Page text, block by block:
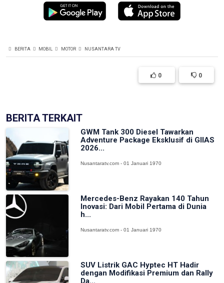
BERITA MOBIL MOTOR NUSANTARA TV
0 0
BERITA TERKAIT
GWM Tank 300 Diesel Tawarkan
Adventure Package Eksklusif di GIIAS
2026...
Nusantaratv.com - 01 Januari 1970
Mercedes-Benz Rayakan 140 Tahun
Inovasi: Dari Mobil Pertama di Dunia
h...
Nusantaratv.com - 01 Januari 1970
SUV Listrik GAC Hyptec HT Hadir
dengan Modifikasi Premium dan Rally
Da...